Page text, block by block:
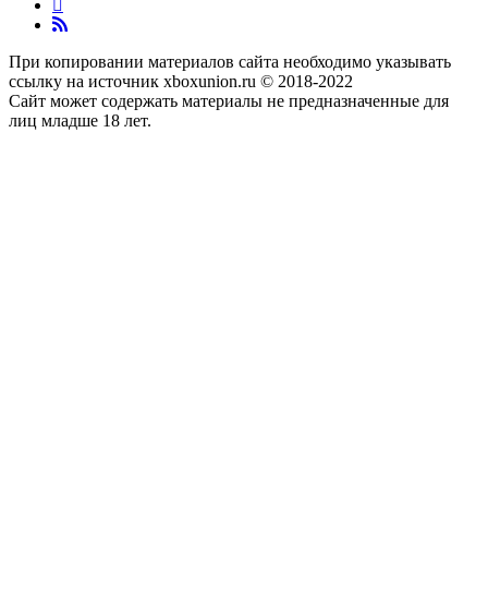
При копировании материалов сайта необходимо указывать
ссылку на источник xboxunion.ru © 2018-2022
Сайт может содержать материалы не предназначенные для
лиц младше 18 лет.